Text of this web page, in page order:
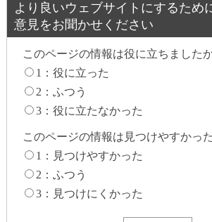
より良いウェブサイトにするため
意見をお聞かせください
このページの情報は役に立ちました
1：役に立った
2：ふつう
3：役に立たなかった
このページの情報は見つけやすかっ
1：見つけやすかった
2：ふつう
3：見つけにくかった